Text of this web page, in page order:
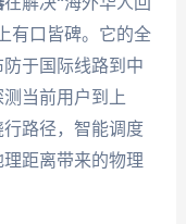
有口皆碑。它的全
于国际线路到中
当前用户到上
路径，智能调度
距离带来的物理